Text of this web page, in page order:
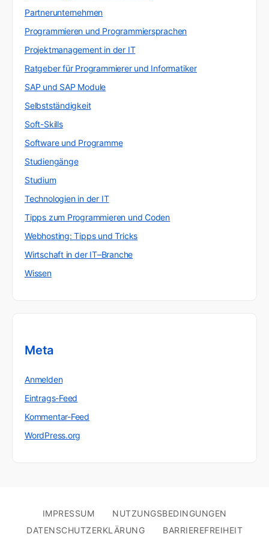
Partnerunternehmen
Programmieren und Programmiersprachen
Projektmanagement in der IT
Ratgeber für Programmierer und Informatiker
SAP und SAP Module
Selbstständigkeit
Soft-Skills
Software und Programme
Studiengänge
Studium
Technologien in der IT
Tipps zum Programmieren und Coden
Webhosting: Tipps und Tricks
Wirtschaft in der IT–Branche
Wissen
Meta
Anmelden
Eintrags-Feed
Kommentar-Feed
WordPress.org
IMPRESSUM
NUTZUNGSBEDINGUNGEN
DATENSCHUTZERKLÄRUNG
BARRIEREFREIHEIT